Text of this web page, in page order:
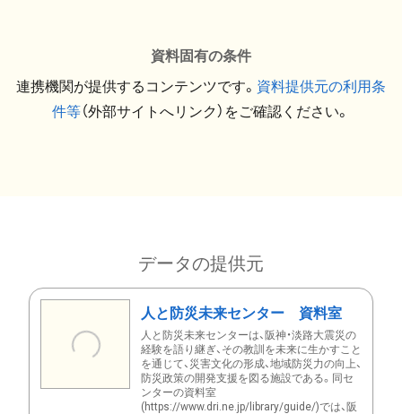
資料固有の条件
連携機関が提供するコンテンツです。 資料提供元の利用条
件等（外部サイトへリンク）をご確認ください。
データの提供元
人と防災未来センター 資料室
人と防災未来センターは、阪神・淡路大震災の
経験を語り継ぎ、その教訓を未来に生かすこと
を通じて、災害文化の形成、地域防災力の向上、
防災政策の開発支援を図る施設である。同セ
ンターの資料室
(https://www.dri.ne.jp/library/guide/)では、阪